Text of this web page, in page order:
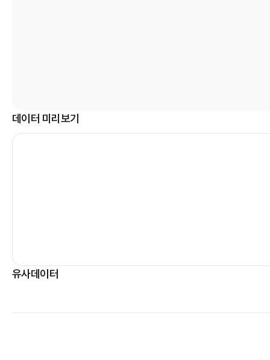
데이터 미리보기
유사데이터